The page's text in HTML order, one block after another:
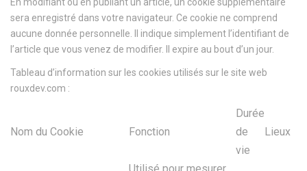
sera enregistré dans votre navigateur. Ce cookie ne comprend
aucune donnée personnelle. Il indique simplement l’identifiant de
l’article que vous venez de modifier. Il expire au bout d’un jour.
Tableau d’information sur les cookies utilisés sur le site web
rouxdev.com :
Nom du Cookie Fonction
Durée
de
vie
Lieux